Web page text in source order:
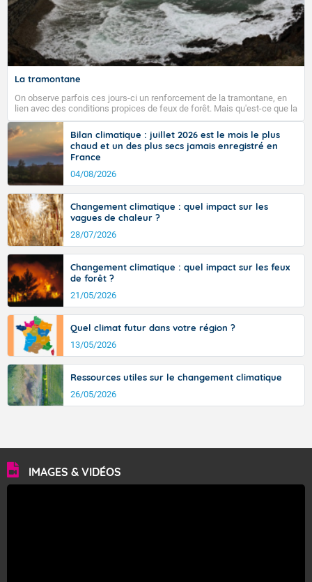
La tramontane
On observe parfois ces jours-ci un renforcement de la tramontane, en
lien avec des conditions propices de feux de forêt. Mais qu'est-ce que la
tramontane ? Quelles sont ses caractéristiques ? La tramontane est un
vent turbulent soufflant de secteur nord-ouest à nord, ou ouest à nord-
ouest, dans un secteur qui part du Roussillon à la vallée de l’Aude et à
l’ouest de l’Hérault. L’étymologie de ce vent vient du latin trasmontanus,
signifiant au-delà des monts, en allusion aux régions montagneuses
d’où provient ce vent.
Bilan climatique : juillet 2026 est le mois le plus
chaud et un des plus secs jamais enregistré en
France
04/08/2026
Changement climatique : quel impact sur les
vagues de chaleur ?
28/07/2026
Changement climatique : quel impact sur les feux
de forêt ?
21/05/2026
Quel climat futur dans votre région ?
13/05/2026
Ressources utiles sur le changement climatique
26/05/2026
IMAGES & VIDÉOS